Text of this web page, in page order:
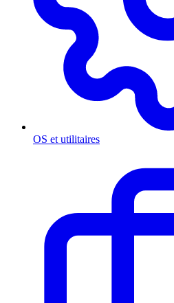
OS et utilitaires